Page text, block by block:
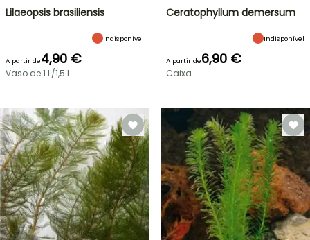
Lilaeopsis brasiliensis
Indisponível
A partir de4,90 €
Vaso de 1 L/1,5 L
Ceratophyllum demersum
Indisponível
A partir de6,90 €
Caixa